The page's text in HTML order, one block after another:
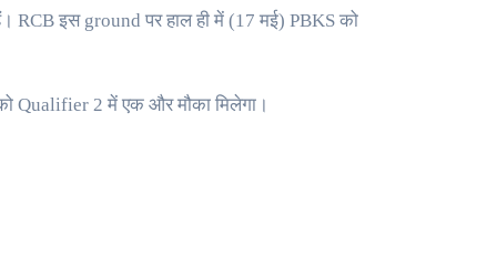
इस ground पर हाल ही में (17 मई) PBKS को
Qualifier 2 में एक और मौका मिलेगा।